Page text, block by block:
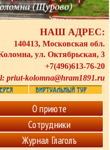
НАШ АДРЕС:
140413, Московская обл.
ул. Октябрьская, 3
+7(496)613-76-20
priut-kolomna@hram1891.ru
О приюте
Сотрудники
Журнал Глаголъ